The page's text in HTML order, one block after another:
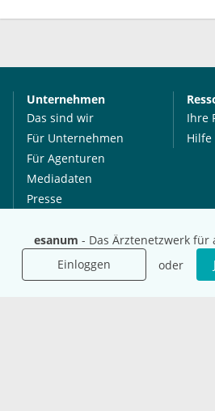
esanum - Das Ärztenetzwerk für
Einloggen
oder
Unternehmen
Das sind wir
Für Unternehmen
Für Agenturen
Mediadaten
Presse
Jobs
Ihre
Hilfe
International